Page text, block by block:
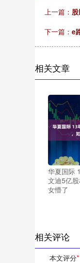
上一篇：
下一篇： e
相关文章
华夏国际
文迪5亿
女懵了
相关评论
本文评分*